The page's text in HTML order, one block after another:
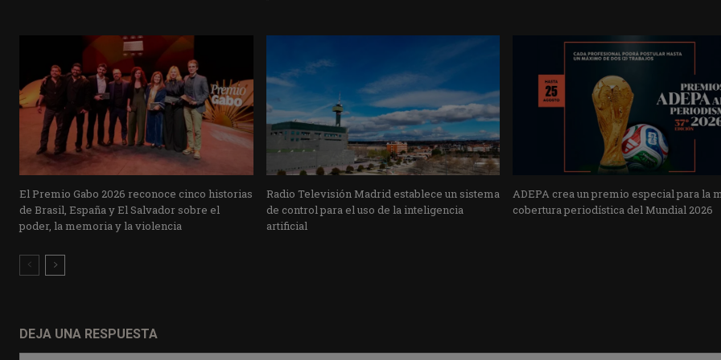
El Premio Gabo 2026 reconoce cinco historias
de Brasil, España y El Salvador sobre el
poder, la memoria y la violencia
Radio Televisión Madrid establece un sistema
de control para el uso de la inteligencia
artificial
ADEPA crea un premio especial para la
cobertura periodística del Mundial 2026
DEJA UNA RESPUESTA